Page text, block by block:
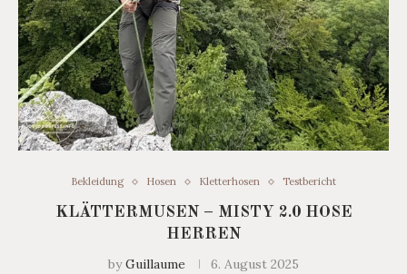
Bekleidung Hosen Kletterhosen Testbericht
KLÄTTERMUSEN – MISTY 2.0 HOSE
HERREN
byGuillaume 6. August 2025